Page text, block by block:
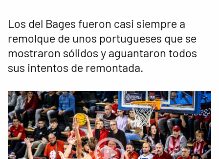
Los del Bages fueron casi siempre a
remolque de unos portugueses que se
mostraron sólidos y aguantaron todos
sus intentos de remontada.